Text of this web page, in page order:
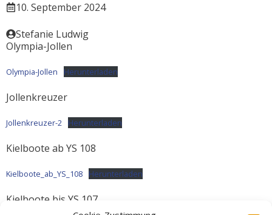
10. September 2024
Stefanie Ludwig
Olympia-Jollen
Olympia-Jollen Herunterladen
Jollenkreuzer
Jollenkreuzer-2 Herunterladen
Kielboote ab YS 108
Kielboote_ab_YS_108 Herunterladen
Kielboote bis YS 107